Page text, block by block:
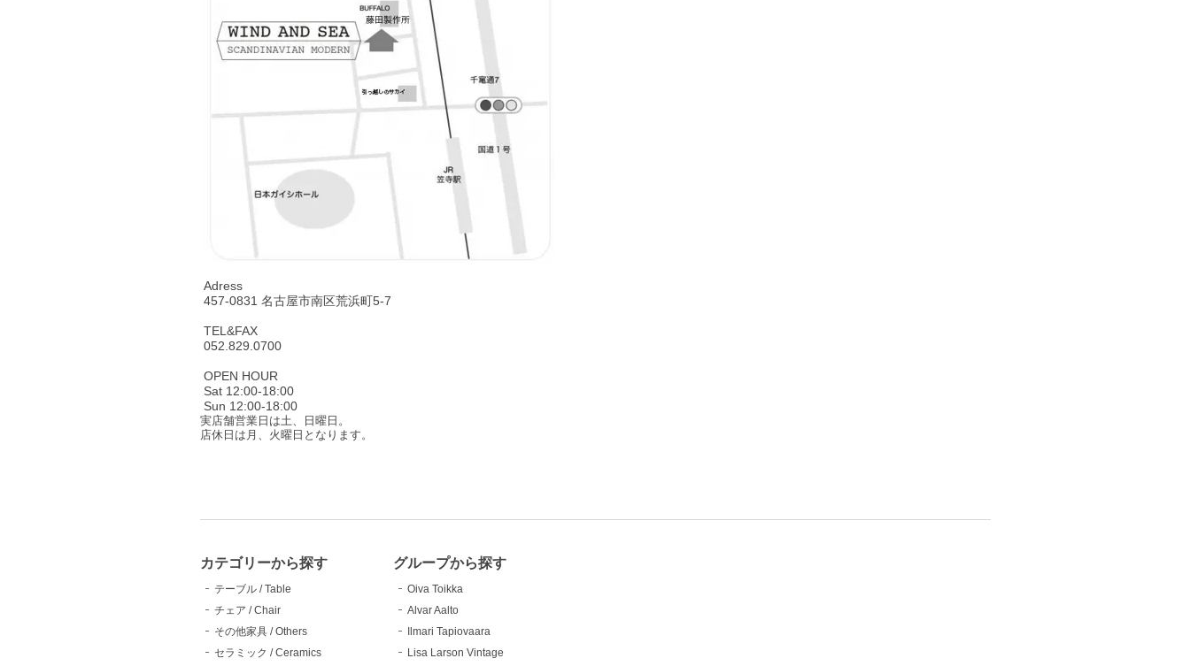
Adress
457-0831 名古屋市南区荒浜町5-7
TEL&FAX
052.829.0700
OPEN HOUR
Sat 12:00-18:00
Sun 12:00-18:00
実店舗営業日は土、日曜日。
店休日は月、火曜日となります。
カテゴリーから探す
テーブル / Table
チェア / Chair
その他家具 / Others
セラミック / Ceramics
グループから探す
Oiva Toikka
Alvar Aalto
Ilmari Tapiovaara
Lisa Larson Vintage